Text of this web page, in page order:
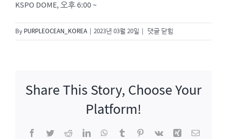
KSPO DOME, 오후 6:00 ~
By PURPLEOCEAN_KOREA 2023년 03월 20일
제
32
면
댓글 닫힘
Share This Story, Choose Your
Platform!
Facebook
TwitterRedditLinkedInWhatsApp
TumblrPinterest
Vk Xing 이